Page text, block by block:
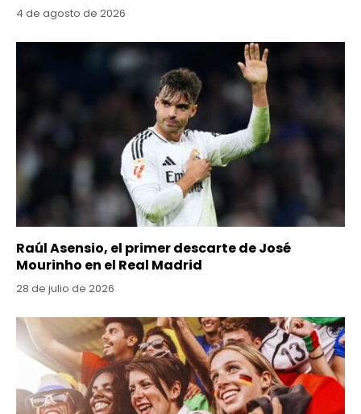
4 de agosto de 2026
Raúl Asensio, el primer descarte de José
Mourinho en el Real Madrid
28 de julio de 2026